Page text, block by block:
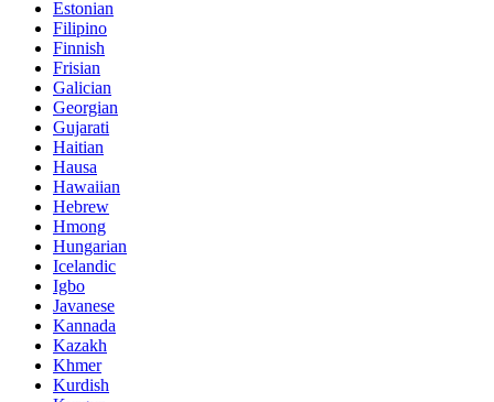
Estonian
Filipino
Finnish
Frisian
Galician
Georgian
Gujarati
Haitian
Hausa
Hawaiian
Hebrew
Hmong
Hungarian
Icelandic
Igbo
Javanese
Kannada
Kazakh
Khmer
Kurdish